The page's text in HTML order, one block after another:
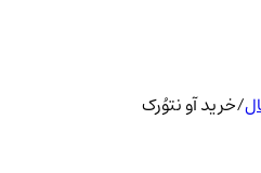
/خرید آو نتوُرک